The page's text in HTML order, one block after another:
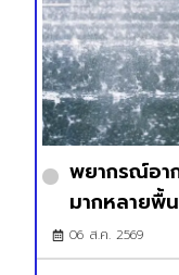
พยากรณ์อา
มากหลายพื้
06 ส.ค. 2569